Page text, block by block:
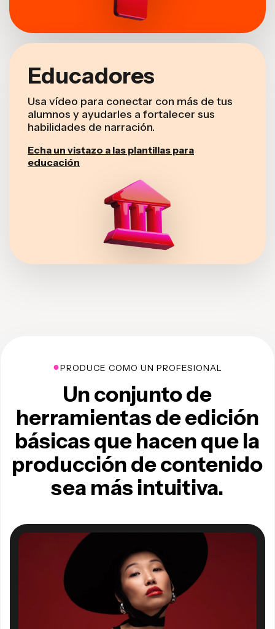
Educadores
Usa vídeo para conectar con más de tus
alumnos y ayudarles a fortalecer sus
habilidades de narración.
Echa un vistazo a las plantillas para
educación
●PRODUCE COMO UN PROFESIONAL
Un conjunto de
herramientas de edición
básicas que hacen que la
producción de contenido
sea más intuitiva.